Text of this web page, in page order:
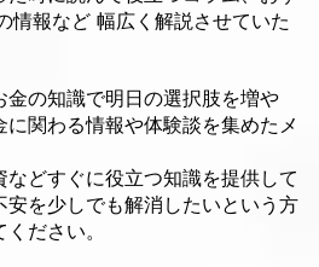
情報など 幅広く解説させていた
金の知識で明日の選択肢を増や
関わる情報や体験談を集めたメ
どすぐに役立つ知識を提供して
安を少しでも解消したいという方
ださい。